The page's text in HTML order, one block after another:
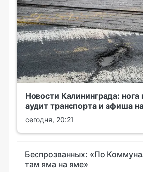
Новости Калининграда: нога
аудит транспорта и афиша
сегодня, 20:21
Беспрозванных: «По
там яма на яме»